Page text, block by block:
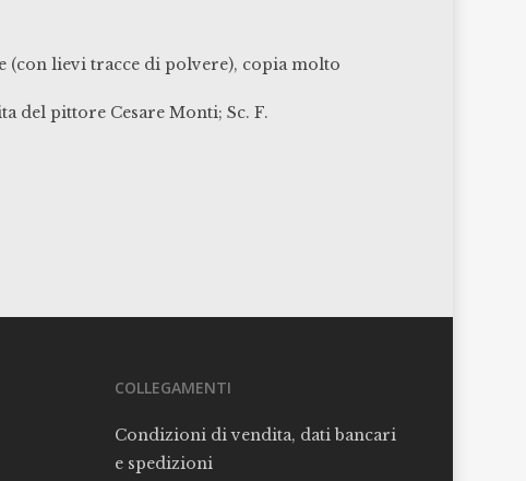
(con lievi tracce di polvere), copia molto
del pittore Cesare Monti; Sc. F.
COLLEGAMENTI
Condizioni di vendita, dati bancari
e spedizioni